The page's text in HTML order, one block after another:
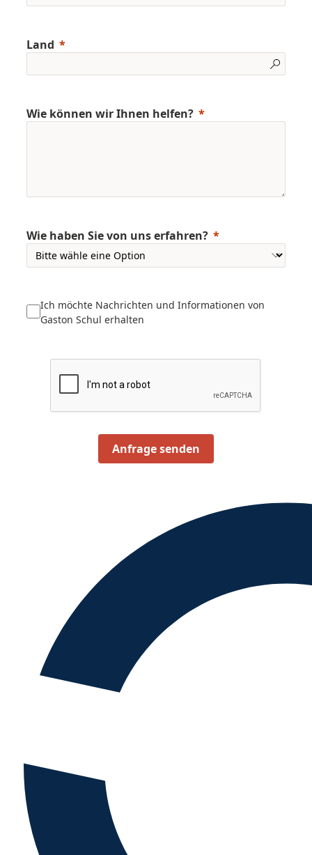
Land
Wie können wir Ihnen helfen?
Wie haben Sie von uns erfahren?
Ich möchte Nachrichten und Informationen von
Gaston Schul erhalten
Anfrage senden